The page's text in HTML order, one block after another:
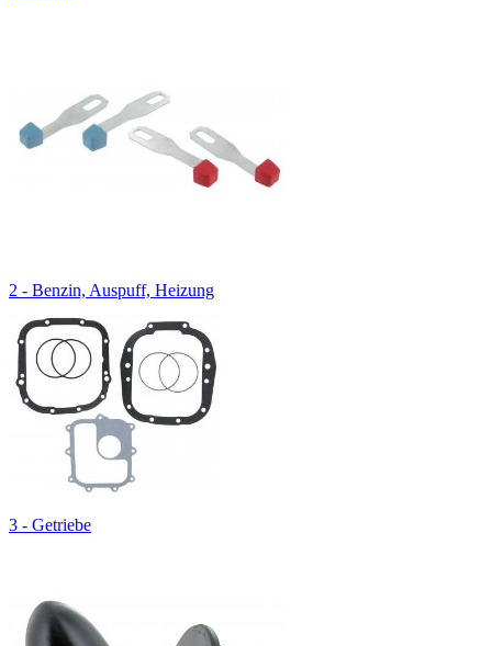
2 - Benzin, Auspuff, Heizung
3 - Getriebe